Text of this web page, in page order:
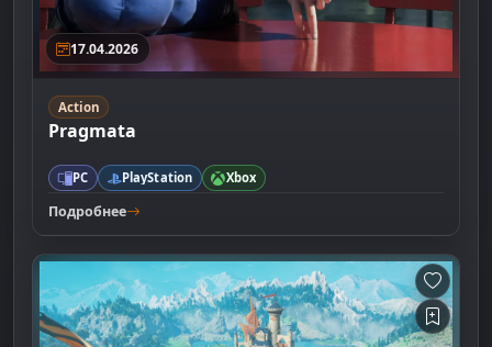
17.04.2026
Action
Pragmata
PC PlayStation Xbox
Подробнее